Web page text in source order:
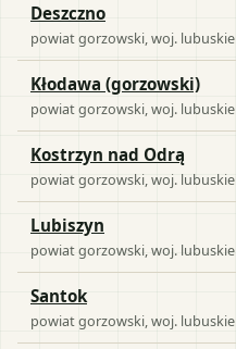
Deszczno
powiatgorzowski , woj. lubuskie
Kłodawa (gorzowski)
powiatgorzowski , woj. lubuskie
Kostrzyn nad Odrą
powiatgorzowski , woj. lubuskie
Lubiszyn
powiatgorzowski , woj. lubuskie
Santok
powiatgorzowski , woj. lubuskie